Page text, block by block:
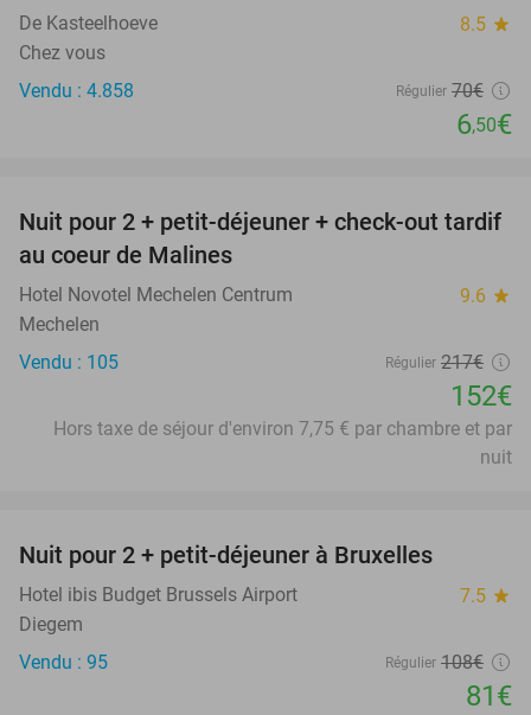
De Kasteelhoeve 8.5 star
Chez vous
Vendu : 4.858
Régulier 70€
6,50€
30%
Nuit pour 2 + petit-déjeuner + check-out tardif
au coeur de Malines
Hotel Novotel Mechelen Centrum 9.6 star
Mechelen
Vendu : 105
Régulier 217€
152€
Hors taxe de séjour d'environ 7,75 € par chambre et par
nuit
Nuit pour 2 + petit-déjeuner à Bruxelles
Hotel ibis Budget Brussels Airport 7.5 star
Diegem
Vendu : 95
Régulier 108€
81€